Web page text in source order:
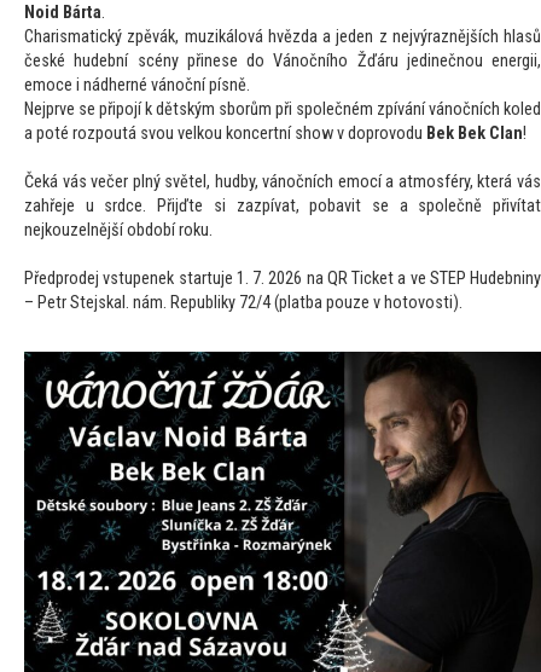
Noid Bárta.
Charismatický zpěvák, muzikálová hvězda a jeden z nejvýraznějších hlasů
české hudební scény přinese do Vánočního Žďáru jedinečnou energii,
emoce i nádherné vánoční písně.
Nejprve se připojí k dětským sborům při společném zpívání vánočních koled
a poté rozpoutá svou velkou koncertní show v doprovodu Bek Bek Clan!
Čeká vás večer plný světel, hudby, vánočních emocí a atmosféry, která vás
zahřeje u srdce. Přijďte si zazpívat, pobavit se a společně přivítat
nejkouzelnější období roku.
Předprodej vstupenek startuje 1. 7. 2026 na QR Ticket a ve STEP Hudebniny
– Petr Stejskal. nám. Republiky 72/4 (platba pouze v hotovosti).